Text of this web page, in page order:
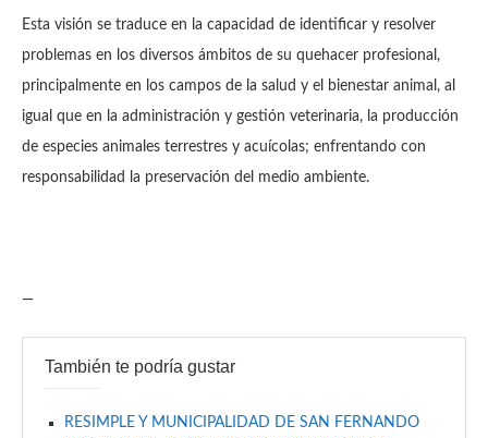
Esta visión se traduce en la capacidad de identificar y resolver
problemas en los diversos ámbitos de su quehacer profesional,
principalmente en los campos de la salud y el bienestar animal, al
igual que en la administración y gestión veterinaria, la producción
de especies animales terrestres y acuícolas; enfrentando con
responsabilidad la preservación del medio ambiente.
—
También te podría gustar
RESIMPLE Y MUNICIPALIDAD DE SAN FERNANDO